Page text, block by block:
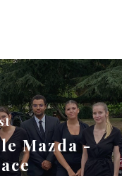
Mazda -